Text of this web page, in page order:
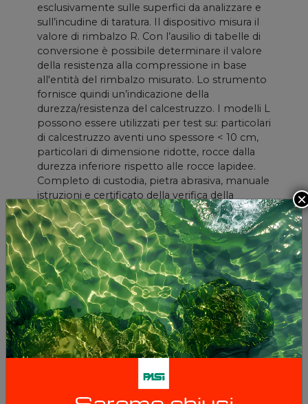
esclusivamente sulle superfici da analizzare e
sull’incudine di taratura. Il dispositivo misura il
valore di rimbalzo R. Con l’ausilio di tabelle di
conversione è possibile determinare il valore
della resistenza alla compressione in base
all'entità del rimbalzo misurato. Lo strumento
fornisce quindi un’indicazione della
durezza/resistenza del calcestruzzo. I modelli L
possono essere utilizzati per test su: particolari
di calcestruzzo aventi uno spessore < 10 cm,
particolari di dimensione ridotte, rocce dalla
durezza inferiore rispetto alle rocce lapidee.
Completo di custodia, pietra abrasiva, manuale
istruzioni e certificato della verifica della
taratura.
APPLICAZIONI:
Correlazione con la resistenza a
compressione non confinata delle rocce /
Correlazione con il modulo di elasticità delle
rocce / Predizione dei gradi di alterazione /
Predizione delle velocità di penetrazione per
macchine da scavo di gallerie.
×